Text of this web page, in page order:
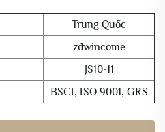
Trung Quốc
zdwincome
JS10-11
BSCI, ISO 9001, GRS